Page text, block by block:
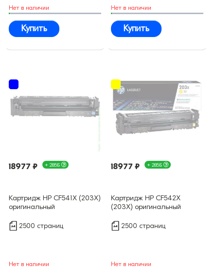
Нет в наличии
Купить
Нет в наличии
Купить
18977 ₽ + 285Б
Картридж HP CF541X (203X)
оригинальный
2500 страниц
Нет в наличии
18977 ₽ + 285Б
Картридж HP CF542X
(203X) оригинальный
2500 страниц
Нет в наличии